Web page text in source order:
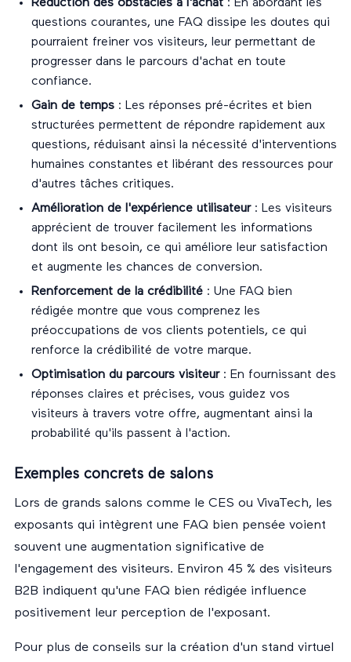
Réduction des obstacles à l'achat : En abordant les
questions courantes, une FAQ dissipe les doutes qui
pourraient freiner vos visiteurs, leur permettant de
progresser dans le parcours d'achat en toute
confiance.
Gain de temps : Les réponses pré-écrites et bien
structurées permettent de répondre rapidement aux
questions, réduisant ainsi la nécessité d'interventions
humaines constantes et libérant des ressources pour
d'autres tâches critiques.
Amélioration de l'expérience utilisateur: Les visiteurs
apprécient de trouver facilement les informations
dont ils ont besoin, ce qui améliore leur satisfaction
et augmente les chances de conversion.
Renforcement de la crédibilité : Une FAQ bien
rédigée montre que vous comprenez les
préoccupations de vos clients potentiels, ce qui
renforce la crédibilité de votre marque.
Optimisation du parcours visiteur: En fournissant des
réponses claires et précises, vous guidez vos
visiteurs à travers votre offre, augmentant ainsi la
probabilité qu'ils passent à l'action.
Exemples concrets de salons
Lors de grands salons comme le CES ou VivaTech, les
exposants qui intègrent une FAQ bien pensée voient
souvent une augmentation significative de
l'engagement des visiteurs. Environ 45 % des visiteurs
B2B indiquent qu'une FAQ bien rédigée influence
positivement leur perception de l'exposant.
Pour plus de conseils sur la création d'un stand virtuel